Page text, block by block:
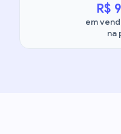
R$
em
na